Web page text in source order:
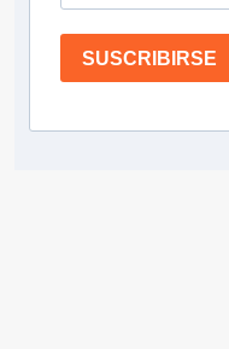
SUSCRIBIRSE